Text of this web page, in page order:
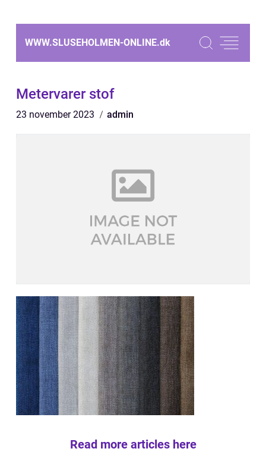
WWW.SLUSEHOLMEN-ONLINE.dk
Metervarer stof
23 november 2023 admin
Read more articles here